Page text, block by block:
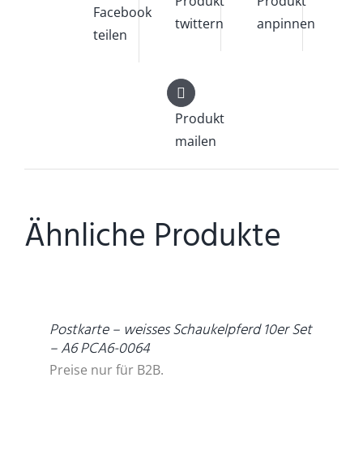
Facebook
teilen
twittern
anpinnen
Produkt
mailen
Ähnliche Produkte
Postkarte – weisses Schaukelpferd 10er Set
– A6 PCA6-0064
Preise nur für B2B.